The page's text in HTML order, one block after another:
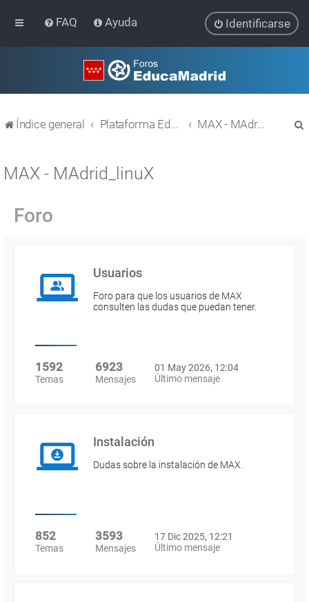
FAQ Ayuda Identificarse
Índice general Plataforma Educativa EducaMadrid MAX - MAdrid_linuX
MAX - MAdrid_linuX
Foro
Usuarios
Foro para que los usuarios de MAX
consulten las dudas que puedan tener.
1592
Temas
6923
Mensajes
01 May 2026, 12:04
Último mensaje
Instalación
Dudas sobre la instalación de MAX.
852
Temas
3593
Mensajes
17 Dic 2025, 12:21
Último mensaje